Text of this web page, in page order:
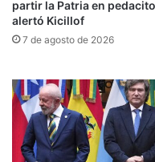
Luis Caputo como
comunicado y
la divisa
movimientos en
partir la Patria en
alertó Kicillof
7 de agosto de 2026